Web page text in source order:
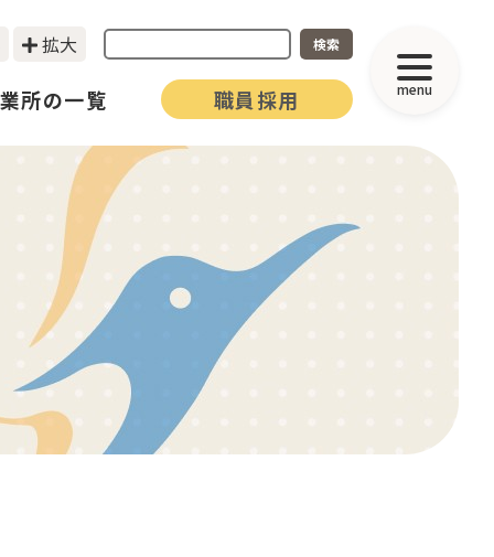
拡大 検索
所の一覧 職員採用 menu